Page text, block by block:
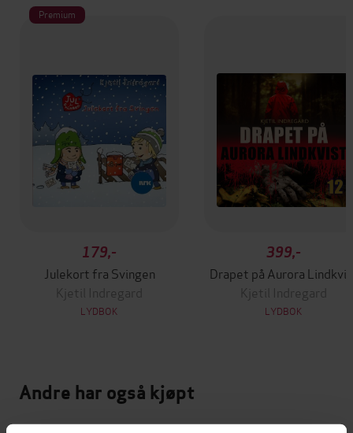
Premium
179,-
Julekort fra Svingen
Kjetil Indregard
LYDBOK
399,-
Drapet på Aurora
Kjetil Indregard
LYDBOK
Andre har også kjøpt